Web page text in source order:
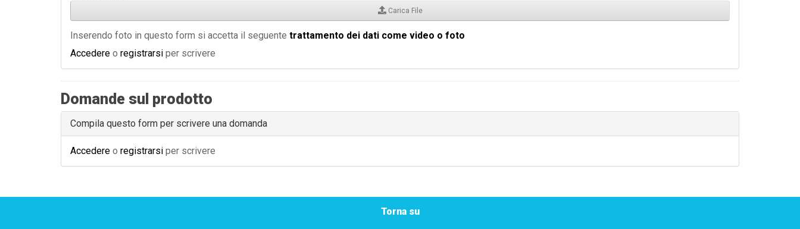
Carica File
Inserendo foto in questo form si accetta il seguente trattamento dei dati come video o foto
Accedere o registrarsi per scrivere
Domande sul prodotto
Compila questo form per scrivere una domanda
Accedere o registrarsi per scrivere
Torna su